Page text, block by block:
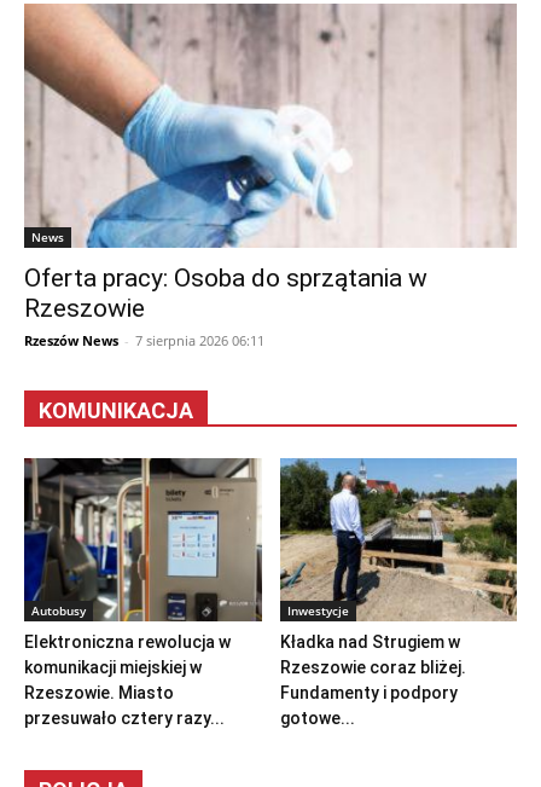
News
Oferta pracy: Osoba do sprzątania w
Rzeszowie
Rzeszów News - 7 sierpnia 2026 06:11
KOMUNIKACJA
Autobusy
Elektroniczna rewolucja w
komunikacji miejskiej w
Rzeszowie. Miasto
przesuwało cztery razy...
Inwestycje
Kładka nad Strugiem w
Rzeszowie coraz bliżej.
Fundamenty i podpory
gotowe...